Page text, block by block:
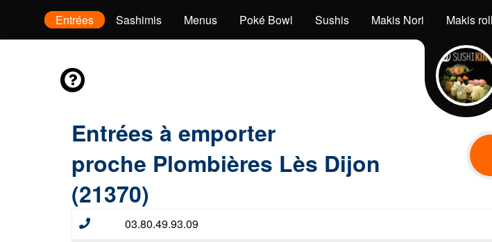
Entrées Sashimis Menus Poké Bowl Sushis Makis Nori Makis
Entrées à emporter
proche Plombières Lès Dijon
(21370)
03.80.49.93.09